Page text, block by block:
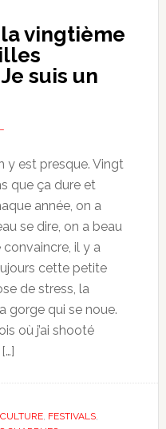
vingtième
suis un
y est presque. Vingt
que ça dure et
année, on a
se dire, on a beau
convaincre, il y a
cette petite
de stress, la
gorge qui se noue.
où j’ai shooté
CULTURE, FESTIVALS,